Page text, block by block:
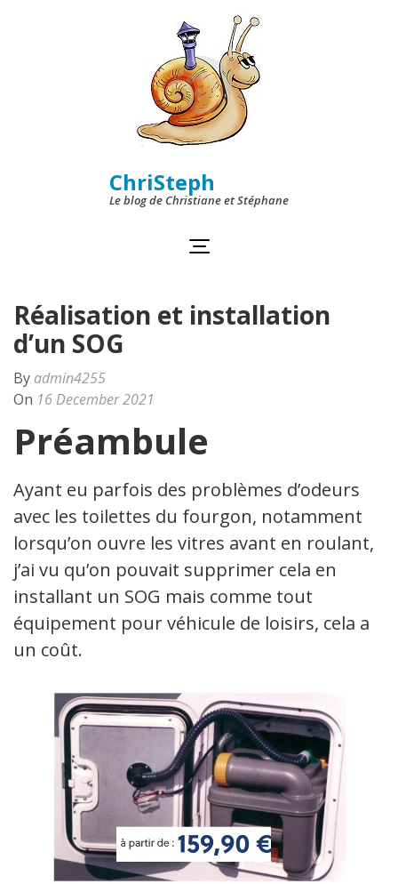
ChriSteph
Le blog de Christiane et Stéphane
Réalisation et installation
d’un SOG
By admin4255
On 16 December 2021
Préambule
Ayant eu parfois des problèmes d’odeurs
avec les toilettes du fourgon, notamment
lorsqu’on ouvre les vitres avant en roulant,
j’ai vu qu’on pouvait supprimer cela en
installant un SOG mais comme tout
équipement pour véhicule de loisirs, cela a
un coût.